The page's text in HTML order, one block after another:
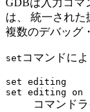
は、 統一された
複数のデバッグ
set コマンドに
set editing
set editing on
コマンド